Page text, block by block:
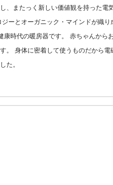
、またっく新しい価値観を持った電
ーとオーガニック・マインドが織り
康時代の暖房器です。 赤ちゃんから
。 身体に密着して使うものだから電
た。